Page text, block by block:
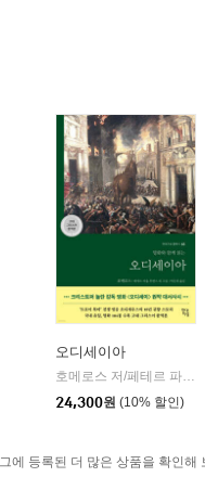
오디세이아
호메로스 저/페테르 파울 루벤스 그림/박문재 역
24,300원 (10% 할인)
에 등록된 더 많은 상품을 확인해